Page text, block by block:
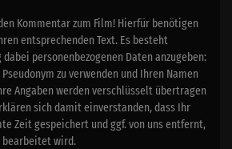
Kommentar zum Film! Hierfür benötigen
entsprechenden Text. Es besteht
personenbezogenen Daten anzugeben:
zu verwenden und Ihren Namen
Angaben werden verschlüsselt übertragen
sich damit einverstanden, dass Ihr
Zeit gespeichert und ggf. von uns entfernt,
bearbeitet wird.